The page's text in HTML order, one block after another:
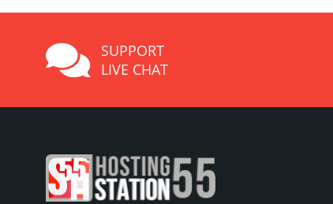
SUPPORT
LIVE CHAT